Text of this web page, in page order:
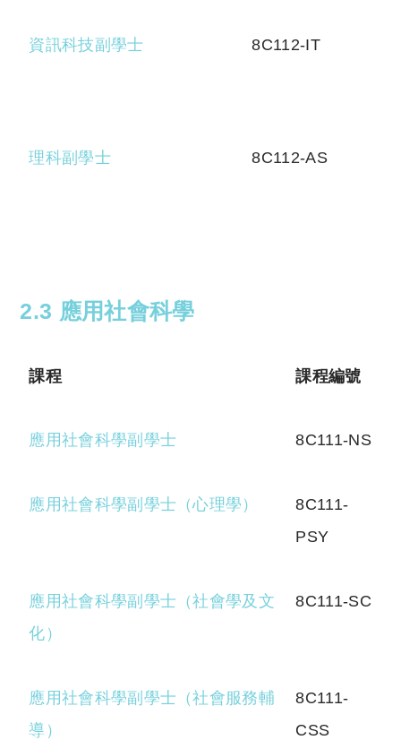
資訊科技副學士 8C112-IT
理科副學士 8C112-AS
2.3 應用社會科學
課程 課程編號
應用社會科學副學士 8C111-NS
應用社會科學副學士（心理學）
8C111-
PSY
應用社會科學副學士（社會學及文
化）
8C111-SC
應用社會科學副學士（社會服務輔
導）
8C111-
CSS